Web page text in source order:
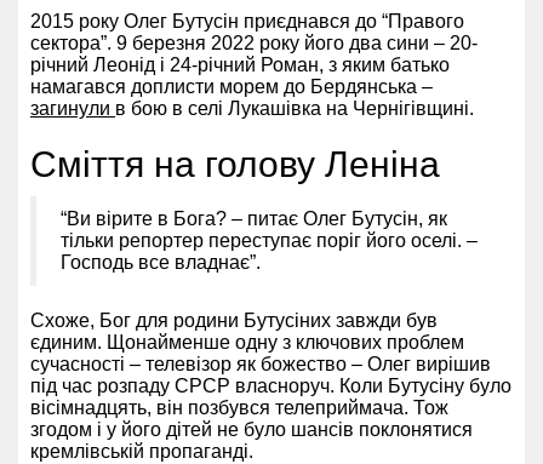
2015 року Олег Бутусін приєднався до “Правого
сектора”. 9 березня 2022 року його два сини – 20-
річний Леонід і 24-річний Роман, з яким батько
намагався доплисти морем до Бердянська –
загинули в бою в селі Лукашівка на Чернігівщині.
Сміття на голову Леніна
“Ви вірите в Бога? – питає Олег Бутусін, як
тільки репортер переступає поріг його оселі. –
Господь все владнає”.
Схоже, Бог для родини Бутусіних завжди був
єдиним. Щонайменше одну з ключових проблем
сучасності – телевізор як божество – Олег вирішив
під час розпаду СРСР власноруч. Коли Бутусіну було
вісімнадцять, він позбувся телеприймача. Тож
згодом і у його дітей не було шансів поклонятися
кремлівській пропаганді.